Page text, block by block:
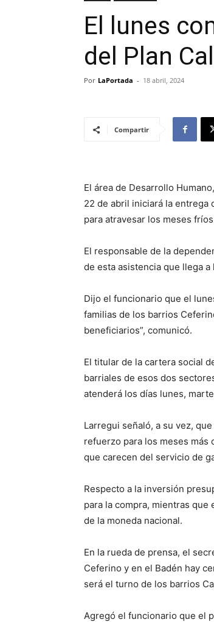
El lunes
del Plan
Por LaPortada - 18 abril, 2024
Compartir
El área de Desarrollo
22 de abril iniciará la entrega
para atravesar los meses
El responsable de la
de esta asistencia que llega
Dijo el funcionario que el
familias de los barrios
beneficiarios”, comunicó.
El titular de la cartera social
barriales de esos dos
atenderá los días lunes,
Larregui señaló, a su vez,
refuerzo para los meses más
que carecen del servicio de
Respecto a la inversión
para la compra, mientras
de la moneda nacional.
En la rueda de prensa, el
Ceferino y en el Badén hay
será el turno de los barrios
Agregó el funcionario que el